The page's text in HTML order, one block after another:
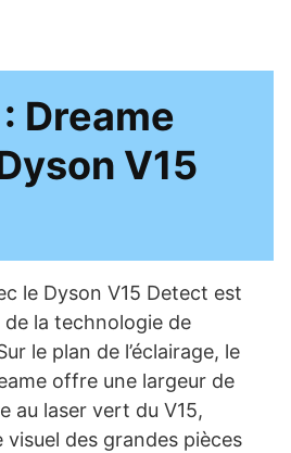
Dreame
V15
le Dyson V15 Detect est
la technologie de
le plan de l’éclairage, le
offre une largeur de
au laser vert du V15,
des grandes pièces